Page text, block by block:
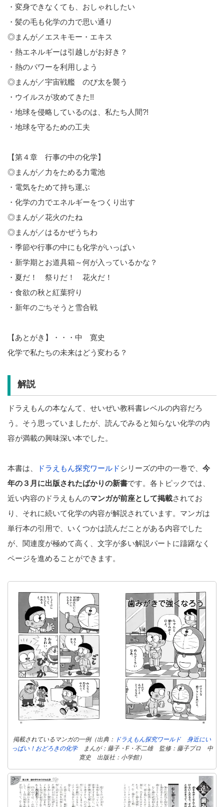
・変身できなくても、おしゃれしたい
・髪の毛も化学の力で思い通り
◎まんが／エスキモー・エキス
・熱エネルギーは引越しがお好き？
・熱のパワーを利用しよう
◎まんが／宇宙戦艦 のび太を襲う
・ウイルスが攻めてきた!!
・地球を侵略しているのは、私たち人間?!
・地球を守るための工夫
【第４章 行事の中の化学】
◎まんが／力をためる力電池
・電気をためて持ち運ぶ
・化学の力でエネルギーをつくり出す
◎まんが／花火のたね
◎まんが／はるかぜうちわ
・季節や行事の中にも化学がいっぱい
・新学期とお道具箱～何が入っているかな？
・夏だ！ 祭りだ！ 花火だ！
・食欲の秋と紅葉狩り
・新年のごちそうと雪合戦
【あとがき】・・・中 寛史
化学で私たちの未来はどう変わる？
解説
ドラえもんの本なんて、せいぜい教科書レベルの内容だろ
う。そう思っていましたが、読んでみると知らない化学の内
容が満載の興味深い本でした。
本書は、 ドラえもん探究ワールドシリーズの中の一巻で、 今
年の３月に出版されたばかりの新書です。各トピックでは、
近い内容のドラえもんのマンガが前座として掲載されてお
り、それに続いて化学の内容が解説されています。マンガは
単行本の引用で、いくつかは読んだことがある内容でした
が、関連度が極めて高く、文字が多い解説パートに躊躇なく
ページを進めることができます。
掲載されているマンガの一例（出典： ドラえもん探究ワールド 身近にい
っぱい！おどろきの化学まんが：藤子・F・不二雄 監修：藤子プロ 中
寛史 出版社： 小学館）